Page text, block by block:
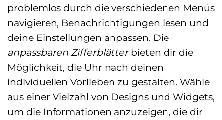
problemlos durch die verschiedenen Menüs
navigieren, Benachrichtigungen lesen und
deine Einstellungen anpassen. Die
anpassbaren Zifferblätterbieten dir die
Möglichkeit, die Uhr nach deinen
individuellen Vorlieben zu gestalten. Wähle
aus einer Vielzahl von Designs und Widgets,
um die Informationen anzuzeigen, die dir